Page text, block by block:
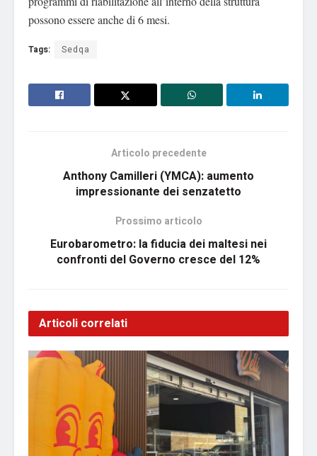
possono essere anche di 6 mesi.
Tags: Sedqa
Articolo precedente
Anthony Camilleri (YMCA): aumento
impressionante dei senzatetto
Prossimo articolo
Eurobarometro: la fiducia dei maltesi nei
confronti del Governo cresce del 12%
Articoli correlati